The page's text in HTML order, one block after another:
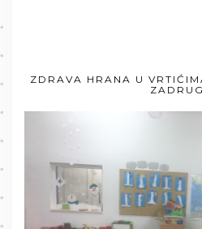
ZDRAVA HRANA U